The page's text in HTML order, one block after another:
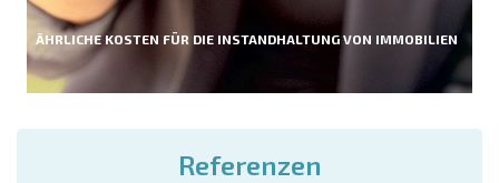
ÄHRLICHE KOSTEN FÜR DIE INSTANDHALTUNG VON IMMOBILIEN
Referenzen